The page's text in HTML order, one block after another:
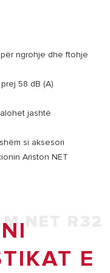
ngrohje dhe ftohje
58 dB (A)
jashtë
si aksesori
Ariston NET
NET R32
E